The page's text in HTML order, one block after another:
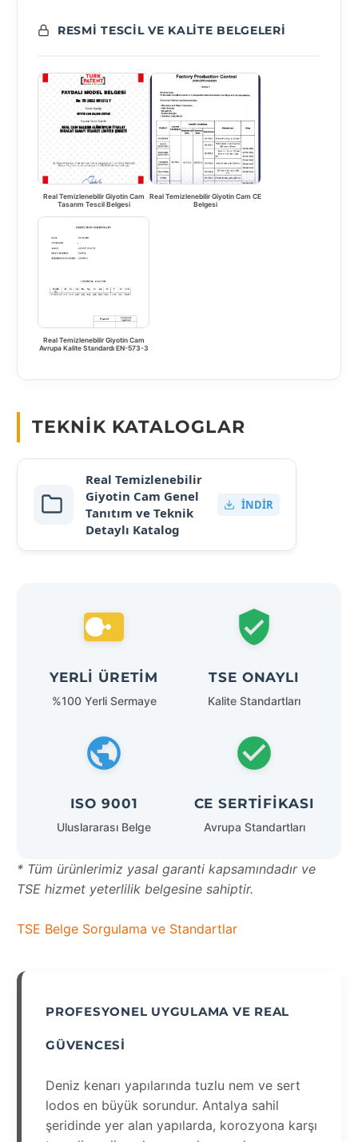
RESMI TESCIL VE KALITE BELGELERI
Real Temizlenebilir Giyotin Cam
Tasarım Tescil Belgesi
Real Temizlenebilir Giyotin Cam CE
Belgesi
Real Temizlenebilir Giyotin Cam
Avrupa Kalite Standardı EN-573-3
TEKNIK KATALOGLAR
Real Temizlenebilir
Giyotin Cam Genel
Tanıtım ve Teknik
Detaylı Katalog
İNDIR
YERLI ÜRETIM
%100 Yerli Sermaye
TSE ONAYLI
Kalite Standartları
ISO 9001
Uluslararası Belge
CE SERTIFIKASI
Avrupa Standartları
* Tüm ürünlerimiz yasal garanti kapsamındadır ve
TSE hizmet yeterlilik belgesine sahiptir.
TSE Belge Sorgulama ve Standartlar
PROFESYONEL UYGULAMA VE REAL
GÜVENCESI
Deniz kenarı yapılarında tuzlu nem ve sert
lodos en büyük sorundur. Antalya sahil
şeridinde yer alan yapılarda, korozyona karşı